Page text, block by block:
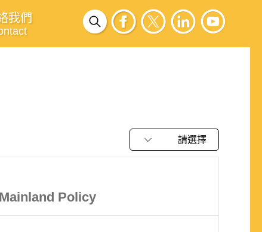
我們
請選擇
Policy